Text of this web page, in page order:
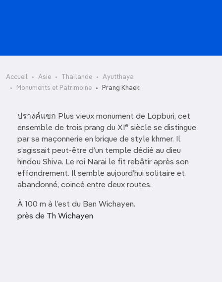
Accueil Asie Thaïlande
Ayutthaya
Monuments et Patrimoine
Prang Khaek
ปรางค์แขก Plus vieux monument de Lopburi, cet
ensemble de trois prang du XI e siècle se distingue
par sa maçonnerie en brique de style khmer. Il
s’agissait peut-être d’un temple dédié au dieu
hindou Shiva. Le roi Narai le fit rebâtir après son
effondrement. Il semble aujourd’hui solitaire et
abandonné, coincé entre deux routes.
À 100 m à l’est du Ban Wichayen.
près de Th Wichayen